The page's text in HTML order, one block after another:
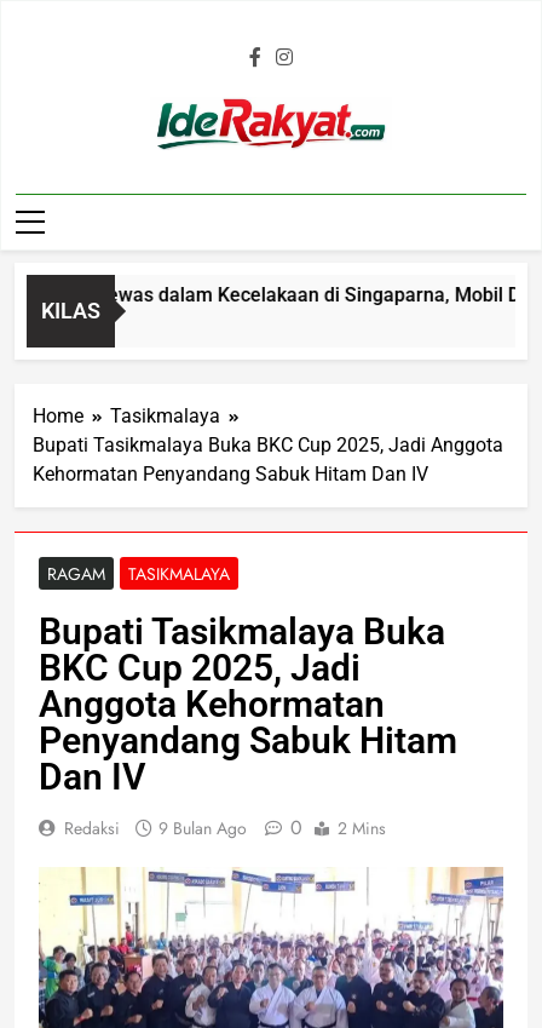
Iderakyat.com
KILAS
Tewas dalam Kecelakaan di Singaparna, Mobil
Home
Tasikmalaya
Bupati Tasikmalaya Buka BKC Cup 2025, Jadi Anggota
Kehormatan Penyandang Sabuk Hitam Dan IV
RAGAM TASIKMALAYA
Bupati Tasikmalaya Buka
BKC Cup 2025, Jadi
Anggota Kehormatan
Penyandang Sabuk Hitam
Dan IV
Redaksi 9 Bulan Ago 0 2 Mins